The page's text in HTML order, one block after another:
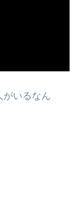
がいるなん